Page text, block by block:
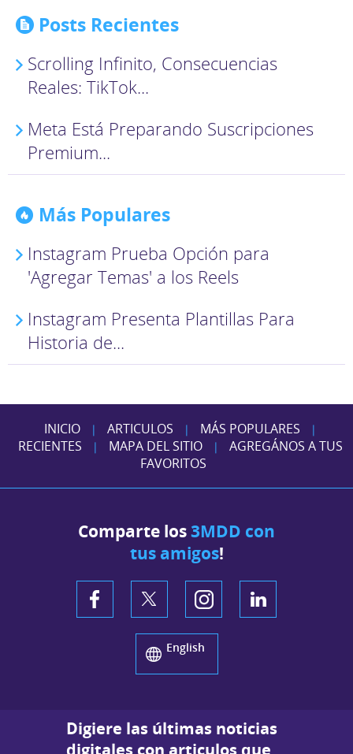
Posts Recientes
Scrolling Infinito, Consecuencias
Reales: TikTok...
Meta Está Preparando Suscripciones
Premium...
Más Populares
Instagram Prueba Opción para
'Agregar Temas' a los Reels
Instagram Presenta Plantillas Para
Historia de...
INICIO | ARTICULOS | MÁS POPULARES |
RECIENTES | MAPA DEL SITIO |
AGREGÁNOS A TUS
FAVORITOS
Comparte los3MDD con
tus amigos!
English
Digiere las últimas noticias
digitales con articulos que